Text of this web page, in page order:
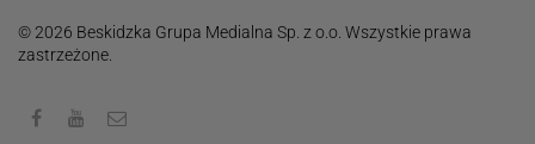
© 2026 Beskidzka Grupa Medialna Sp. z o.o. Wszystkie prawa
zastrzeżone.